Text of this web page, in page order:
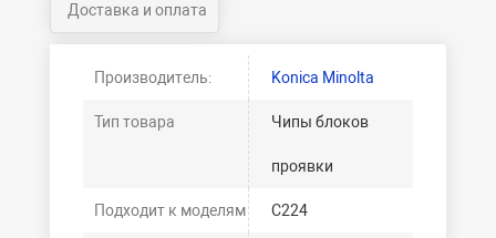
Доставка и оплата
Производитель: Konica Minolta
Тип товара Чипы блоков
проявки
Подходит к моделям C224